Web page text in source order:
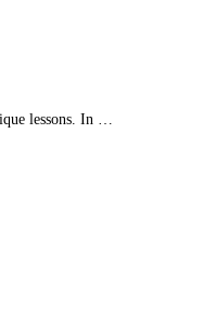
lessons. In …